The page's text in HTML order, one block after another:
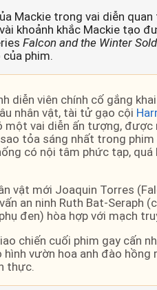
Mackie trong vai diễn quan
khoảnh khắc Mackie tạo
Falcon and the Winter
của phim.
diễn viên chính cố gắng
nhân vật, tài tử gạo cội
một vai diễn ấn tượng, được
tỏa sáng nhất trong phim
có nội tâm phức tạp, quá
vật mới Joaquin Torres
an ninh Ruth Bat-Seraph
đen) hòa hợp với mạch
chiến cuối phim gay cấn
hình vườn hoa anh đào hồng
thực.